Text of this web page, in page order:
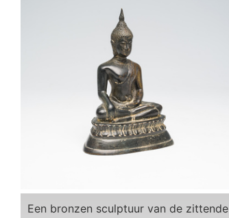
Een bronzen sculptuur van de zittende